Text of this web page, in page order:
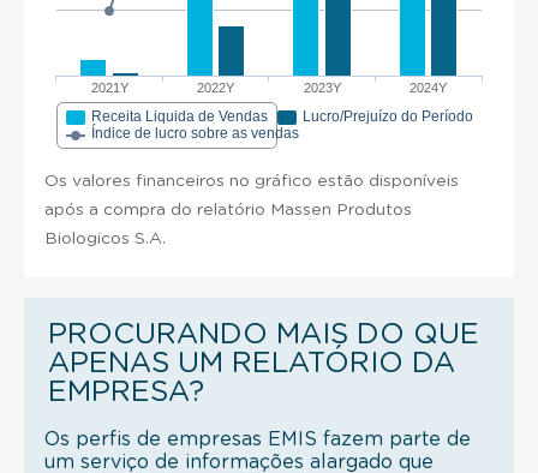
2021Y 2022Y 2023Y 2024Y
Receita Liquida de Vendas
Lucro/Prejuízo do Período
Índice de lucro sobre as vendas
Os valores financeiros no gráfico estão disponíveis
após a compra do relatório Massen Produtos
Biologicos S.A.
PROCURANDO MAIS DO QUE
APENAS UM RELATÓRIO DA
EMPRESA?
Os perfis de empresas EMIS fazem parte de
um serviço de informações alargado que